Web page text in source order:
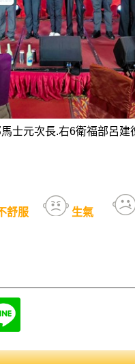
士元次長.右6衛福部呂建
舒服 生氣